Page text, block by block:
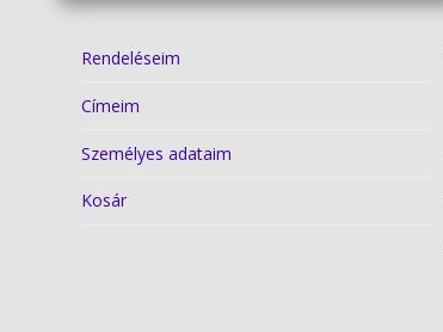
Rendeléseim
Címeim
Személyes adataim
Kosár